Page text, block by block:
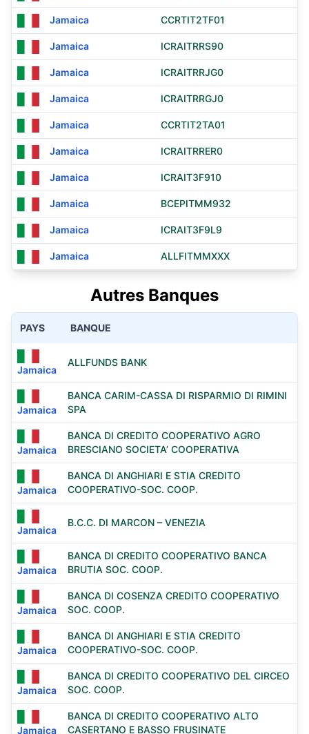
Jamaica CCRTIT2TF01
Jamaica ICRAITRRS90
Jamaica ICRAITRRJG0
Jamaica ICRAITRRGJ0
Jamaica CCRTIT2TA01
Jamaica ICRAITRRER0
Jamaica ICRAIT3F910
Jamaica BCEPITMM932
Jamaica ICRAIT3F9L9
Jamaica ALLFITMMXXX
Autres Banques
PAYS BANQUE
Jamaica
ALLFUNDS BANK
Jamaica
BANCA CARIM-CASSA DI RISPARMIO DI RIMINI
SPA
Jamaica
BANCA DI CREDITO COOPERATIVO AGRO
BRESCIANO SOCIETA’ COOPERATIVA
Jamaica
BANCA DI ANGHIARI E STIA CREDITO
COOPERATIVO-SOC. COOP.
Jamaica
B.C.C. DI MARCON – VENEZIA
Jamaica
BANCA DI CREDITO COOPERATIVO BANCA
BRUTIA SOC. COOP.
Jamaica
BANCA DI COSENZA CREDITO COOPERATIVO
SOC. COOP.
Jamaica
BANCA DI ANGHIARI E STIA CREDITO
COOPERATIVO-SOC. COOP.
Jamaica
BANCA DI CREDITO COOPERATIVO DEL CIRCEO
SOC. COOP.
Jamaica
BANCA DI CREDITO COOPERATIVO ALTO
CASERTANO E BASSO FRUSINATE